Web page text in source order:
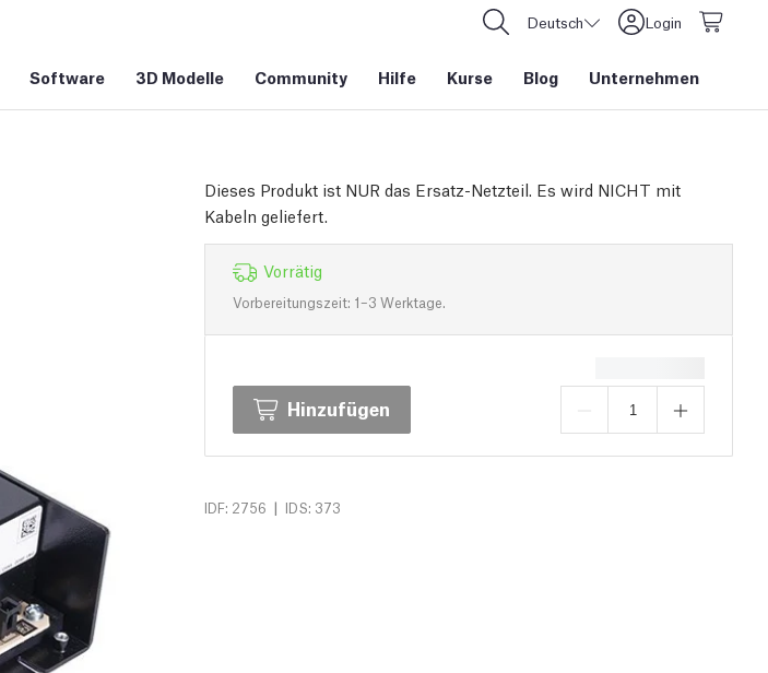
Deutsch Login
Software 3D Modelle Community Hilfe Kurse Blog Unternehmen
Dieses Produkt ist NUR das Ersatz-Netzteil. Es wird NICHT mit
Kabeln geliefert.
Vorrätig
Vorbereitungszeit: 1–3 Werktage.
Hinzufügen
IDF: 2756 | IDS: 373